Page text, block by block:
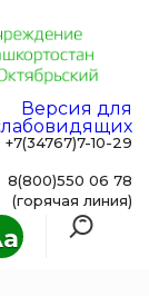
Версия для
+7(34767)7-10-29
8(800)550 06 78
(горячая линия)